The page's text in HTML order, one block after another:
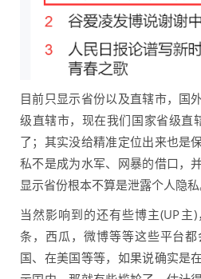
目前只显示省份以及直辖市，国
级直辖市，现在我们国家省级直
了；其实没给精准定位出来也是
私不是成为水军、网暴的借口，
显示省份根本不算是泄露个人隐私
当然影响到的还有些博主(UP主
条，西瓜，微博等等这些平台
国、在美国等等，如果说确实是